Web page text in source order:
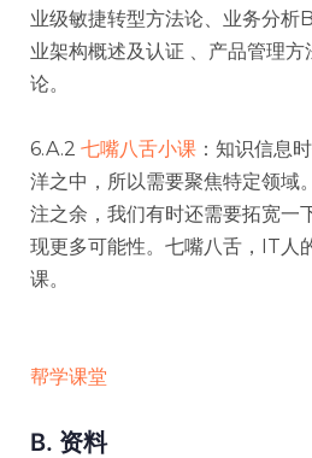
业级敏捷转型方法论、业务分析
业架构概述及认证 、产品管理
论。
6.A.2 七嘴八舌小课 ：知识信息
洋之中，所以需要聚焦特定领域
注之余，我们有时还需要拓宽一
现更多可能性。七嘴八舌，IT人
课。
帮学课堂
B. 资料